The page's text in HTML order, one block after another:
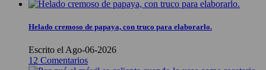
Helado cremoso de papaya, con truco para elaborarlo.
Escrito el Ago-06-2026
12 Comentarios